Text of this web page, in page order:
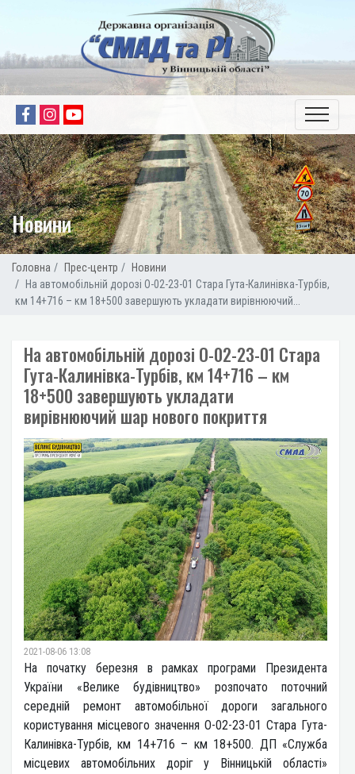
Головна Прес-центр
Новини
На автомобільній дорозі О-02-23-01 Стара Гута-Калинівка-Турбів,
км 14+716 – км 18+500 завершують укладати вирівнюючий...
Новини
На автомобільній дорозі О-02-23-01 Стара
Гута-Калинівка-Турбів, км 14+716 – км
18+500 завершують укладати
вирівнюючий шар нового покриття
2021-08-06 13:08
На початку березня в рамках програми Президента
України «Велике будівництво» розпочато поточний
середній ремонт автомобільної дороги загального
користування місцевого значення О-02-23-01 Стара Гута-
Калинівка-Турбів, км 14+716 – км 18+500. ДП «Служба
місцевих автомобільних доріг у Вінницькій області»